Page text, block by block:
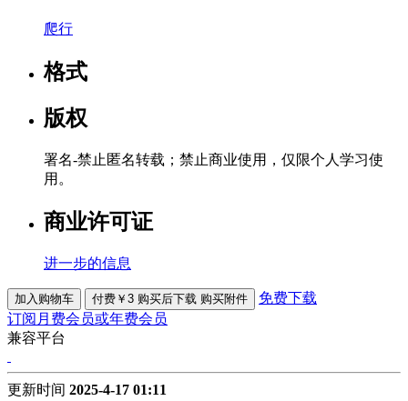
爬行
格式
版权
署名-禁止匿名转载；禁止商业使用，仅限个人学习使
用。
商业许可证
进一步的信息
加入购物车 付费￥3 购买后下载 购买附件
免费下载
订阅月费会员或年费会员
兼容平台
更新时间 2025-4-17 01:11